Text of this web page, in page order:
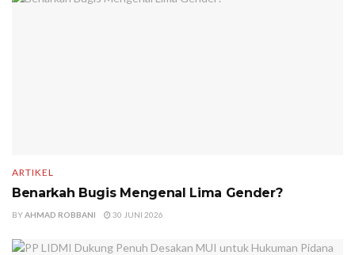
ARTIKEL
Benarkah Bugis Mengenal Lima Gender?
BYAHMAD ROBBANI 30 JUNI 2026